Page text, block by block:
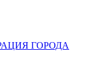
ГОРОДА